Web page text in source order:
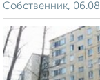
Собственник,